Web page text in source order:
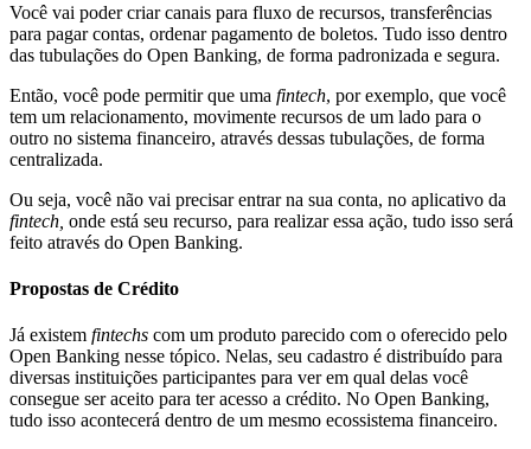
Você vai poder criar canais para fluxo de recursos, transferências
para pagar contas, ordenar pagamento de boletos. Tudo isso dentro
das tubulações do Open Banking, de forma padronizada e segura.
Então, você pode permitir que uma fintech, por exemplo, que você
tem um relacionamento, movimente recursos de um lado para o
outro no sistema financeiro, através dessas tubulações, de forma
centralizada.
Ou seja, você não vai precisar entrar na sua conta, no aplicativo da
fintech, onde está seu recurso, para realizar essa ação, tudo isso será
feito através do Open Banking.
Propostas de Crédito
Já existem fintechs com um produto parecido com o oferecido pelo
Open Banking nesse tópico. Nelas, seu cadastro é distribuído para
diversas instituições participantes para ver em qual delas você
consegue ser aceito para ter acesso a crédito. No Open Banking,
tudo isso acontecerá dentro de um mesmo ecossistema financeiro.